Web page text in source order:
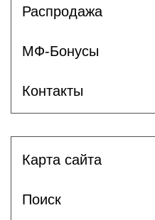
Распродажа
МФ-Бонусы
Контакты
Карта сайта
Поиск